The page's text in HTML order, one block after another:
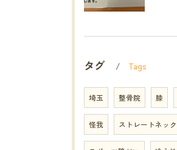
タグ Tags
埼玉 整骨院 膝
怪我 ストレートネック